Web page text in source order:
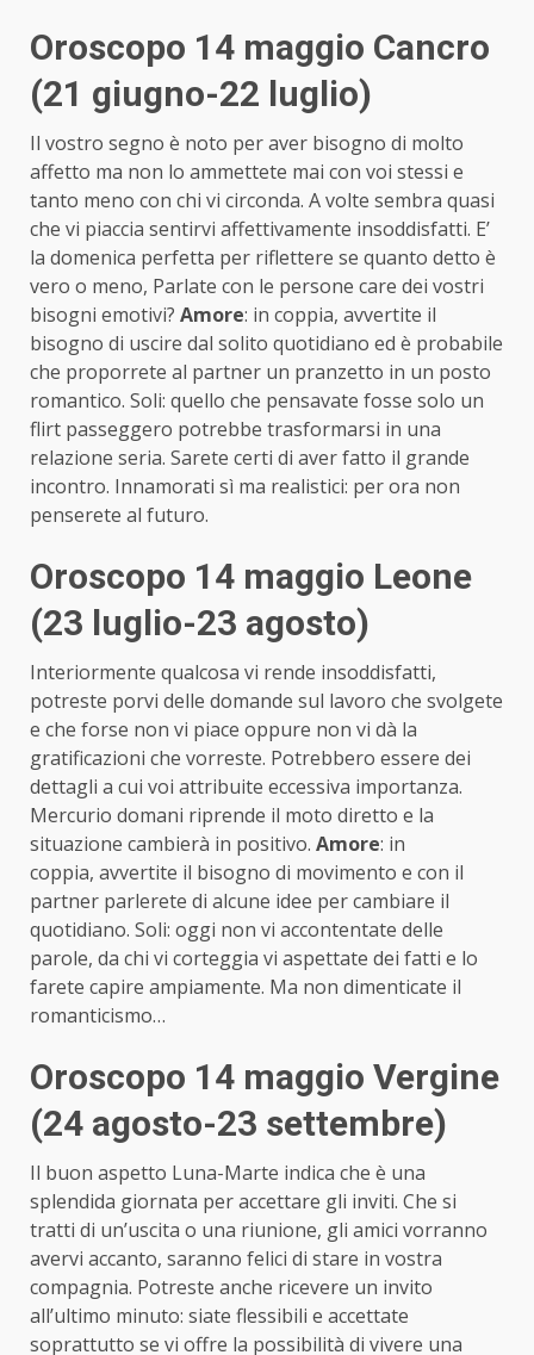
Oroscopo 14 maggio Cancro
(21 giugno-22 luglio)
Il vostro segno è noto per aver bisogno di molto
affetto ma non lo ammettete mai con voi stessi e
tanto meno con chi vi circonda. A volte sembra quasi
che vi piaccia sentirvi affettivamente insoddisfatti. E’
la domenica perfetta per riflettere se quanto detto è
vero o meno, Parlate con le persone care dei vostri
bisogni emotivi? Amore: in coppia, avvertite il
bisogno di uscire dal solito quotidiano ed è probabile
che proporrete al partner un pranzetto in un posto
romantico. Soli: quello che pensavate fosse solo un
flirt passeggero potrebbe trasformarsi in una
relazione seria. Sarete certi di aver fatto il grande
incontro. Innamorati sì ma realistici: per ora non
penserete al futuro.
Oroscopo 14 maggio Leone
(23 luglio-23 agosto)
Interiormente qualcosa vi rende insoddisfatti,
potreste porvi delle domande sul lavoro che svolgete
e che forse non vi piace oppure non vi dà la
gratificazioni che vorreste. Potrebbero essere dei
dettagli a cui voi attribuite eccessiva importanza.
Mercurio domani riprende il moto diretto e la
situazione cambierà in positivo. Amore: in
coppia, avvertite il bisogno di movimento e con il
partner parlerete di alcune idee per cambiare il
quotidiano. Soli: oggi non vi accontentate delle
parole, da chi vi corteggia vi aspettate dei fatti e lo
farete capire ampiamente. Ma non dimenticate il
romanticismo…
Oroscopo 14 maggio Vergine
(24 agosto-23 settembre)
Il buon aspetto Luna-Marte indica che è una
splendida giornata per accettare gli inviti. Che si
tratti di un’uscita o una riunione, gli amici vorranno
avervi accanto, saranno felici di stare in vostra
compagnia. Potreste anche ricevere un invito
all’ultimo minuto: siate flessibili e accettate
soprattutto se vi offre la possibilità di vivere una